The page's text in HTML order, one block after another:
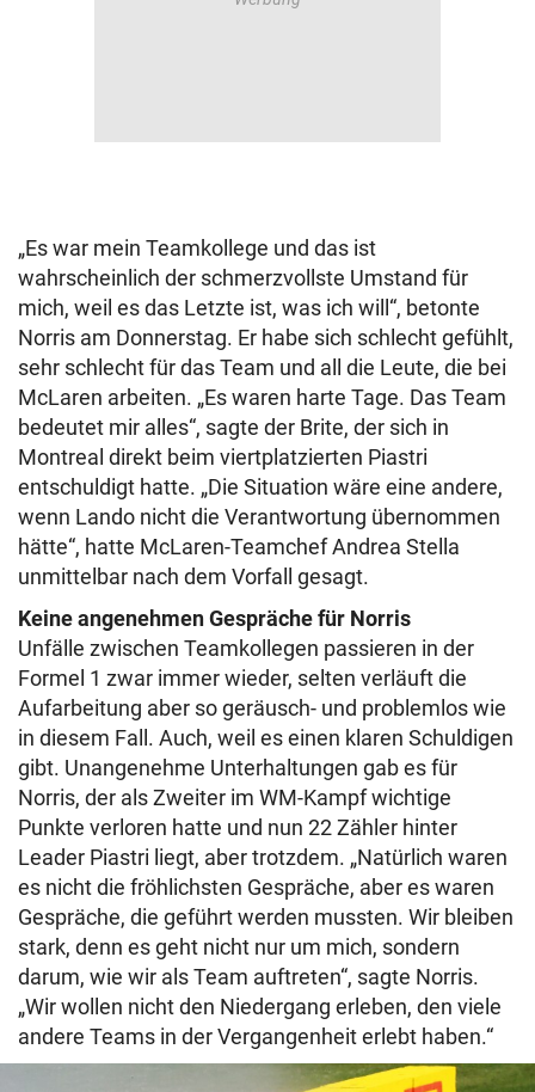
„Es war mein Teamkollege und das ist
wahrscheinlich der schmerzvollste Umstand für
mich, weil es das Letzte ist, was ich will“, betonte
Norris am Donnerstag. Er habe sich schlecht gefühlt,
sehr schlecht für das Team und all die Leute, die bei
McLaren arbeiten. „Es waren harte Tage. Das Team
bedeutet mir alles“, sagte der Brite, der sich in
Montreal direkt beim viertplatzierten Piastri
entschuldigt hatte. „Die Situation wäre eine andere,
wenn Lando nicht die Verantwortung übernommen
hätte“, hatte McLaren-Teamchef Andrea Stella
unmittelbar nach dem Vorfall gesagt.
Keine angenehmen Gespräche für Norris
Unfälle zwischen Teamkollegen passieren in der
Formel 1 zwar immer wieder, selten verläuft die
Aufarbeitung aber so geräusch- und problemlos wie
in diesem Fall. Auch, weil es einen klaren Schuldigen
gibt. Unangenehme Unterhaltungen gab es für
Norris, der als Zweiter im WM-Kampf wichtige
Punkte verloren hatte und nun 22 Zähler hinter
Leader Piastri liegt, aber trotzdem. „Natürlich waren
es nicht die fröhlichsten Gespräche, aber es waren
Gespräche, die geführt werden mussten. Wir bleiben
stark, denn es geht nicht nur um mich, sondern
darum, wie wir als Team auftreten“, sagte Norris.
„Wir wollen nicht den Niedergang erleben, den viele
andere Teams in der Vergangenheit erlebt haben.“